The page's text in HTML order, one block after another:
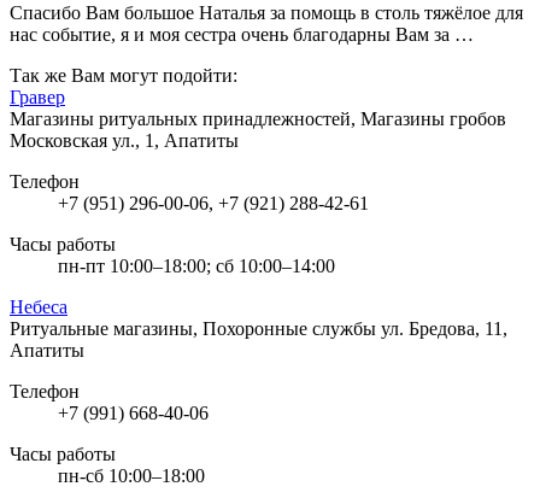
Спасибо Вам большое Наталья за помощь в столь тяжёлое для
нас событие, я и моя сестра очень благодарны Вам за …
Так же Вам могут подойти:
Гравер
Магазины ритуальных принадлежностей, Магазины гробов
Московская ул., 1, Апатиты
Телефон
+7 (951) 296-00-06, +7 (921) 288-42-61
Часы работы
пн-пт 10:00–18:00; сб 10:00–14:00
Небеса
Ритуальные магазины, Похоронные службы ул. Бредова, 11,
Апатиты
Телефон
+7 (991) 668-40-06
Часы работы
пн-сб 10:00–18:00